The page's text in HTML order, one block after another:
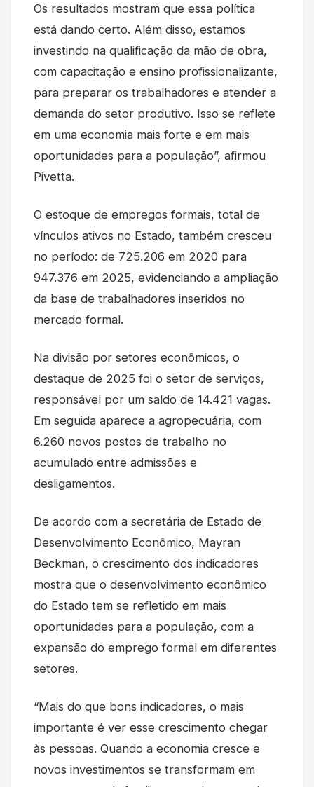
Os resultados mostram que essa política
está dando certo. Além disso, estamos
investindo na qualificação da mão de obra,
com capacitação e ensino profissionalizante,
para preparar os trabalhadores e atender a
demanda do setor produtivo. Isso se reflete
em uma economia mais forte e em mais
oportunidades para a população”, afirmou
Pivetta.
O estoque de empregos formais, total de
vínculos ativos no Estado, também cresceu
no período: de 725.206 em 2020 para
947.376 em 2025, evidenciando a ampliação
da base de trabalhadores inseridos no
mercado formal.
Na divisão por setores econômicos, o
destaque de 2025 foi o setor de serviços,
responsável por um saldo de 14.421 vagas.
Em seguida aparece a agropecuária, com
6.260 novos postos de trabalho no
acumulado entre admissões e
desligamentos.
De acordo com a secretária de Estado de
Desenvolvimento Econômico, Mayran
Beckman, o crescimento dos indicadores
mostra que o desenvolvimento econômico
do Estado tem se refletido em mais
oportunidades para a população, com a
expansão do emprego formal em diferentes
setores.
“Mais do que bons indicadores, o mais
importante é ver esse crescimento chegar
às pessoas. Quando a economia cresce e
novos investimentos se transformam em